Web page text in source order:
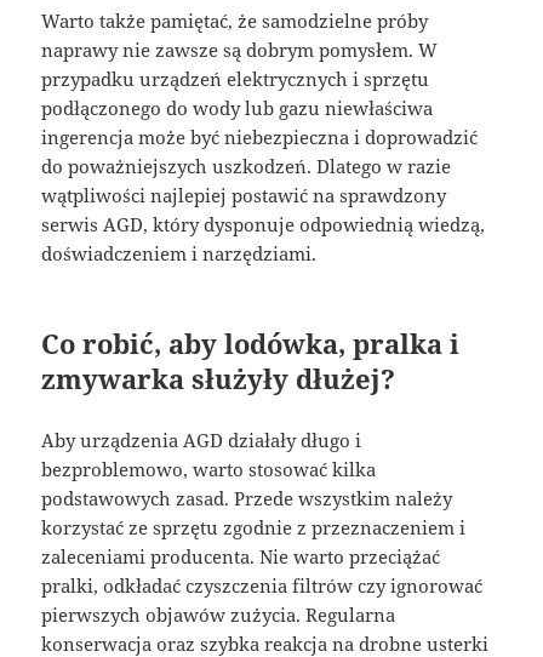
Warto także pamiętać, że samodzielne próby
naprawy nie zawsze są dobrym pomysłem. W
przypadku urządzeń elektrycznych i sprzętu
podłączonego do wody lub gazu niewłaściwa
ingerencja może być niebezpieczna i doprowadzić
do poważniejszych uszkodzeń. Dlatego w razie
wątpliwości najlepiej postawić na sprawdzony
serwis AGD, który dysponuje odpowiednią wiedzą,
doświadczeniem i narzędziami.
Co robić, aby lodówka, pralka i
zmywarka służyły dłużej?
Aby urządzenia AGD działały długo i
bezproblemowo, warto stosować kilka
podstawowych zasad. Przede wszystkim należy
korzystać ze sprzętu zgodnie z przeznaczeniem i
zaleceniami producenta. Nie warto przeciążać
pralki, odkładać czyszczenia filtrów czy ignorować
pierwszych objawów zużycia. Regularna
konserwacja oraz szybka reakcja na drobne usterki